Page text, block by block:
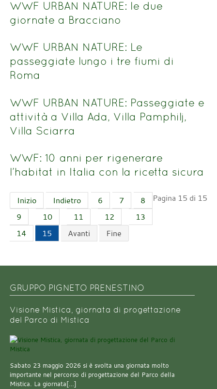
WWF URBAN NATURE: le due
giornate a Bracciano
WWF URBAN NATURE: Le
passeggiate lungo i tre fiumi di
Roma
WWF URBAN NATURE: Passeggiate e
attività a Villa Ada, Villa Pamphilj,
Villa Sciarra
WWF: 10 anni per rigenerare
l’habitat in Italia con la ricetta sicura
Pagina 15 di 15
Inizio Indietro 6 7
8
9
10 11 12
13
14
15 Avanti Fine
GRUPPO PIGNETO PRENESTINO
Visione Mistica, giornata di progettazione
del Parco di Mistica
Sabato 23 maggio 2026 si è svolta una giornata molto
importante nel percorso di progettazione del Parco della
Mistica. La giornata[…]